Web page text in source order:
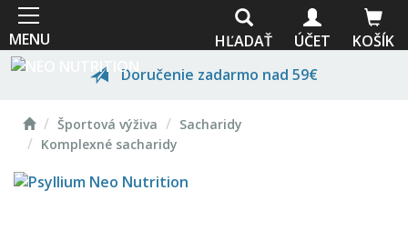
Skočiť
na
hlavný
obsah
MENU KOŠÍK
ÚČET
HĽADAŤ
Doručenie zadarmo nad 59€
Prvotriedna kvalita
Odborné poradenstvo
DomovŠportová výživa
Sacharidy
Komplexné sacharidy